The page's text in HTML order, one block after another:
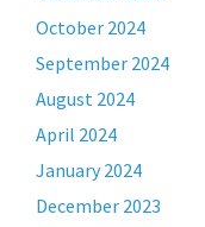
October 2024
September 2024
August 2024
April 2024
January 2024
December 2023